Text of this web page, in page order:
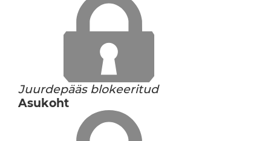
Juurdepääs blokeeritud
Asukoht